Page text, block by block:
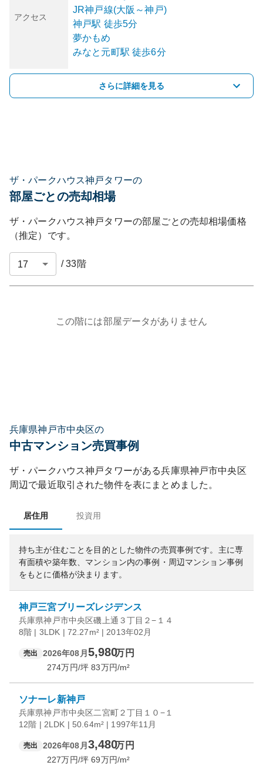
アクセス
JR神戸線(大阪～神戸)
神戸駅 徒歩5分
夢かもめ
みなと元町駅 徒歩6分
さらに詳細を見る
ザ・パークハウス神戸タワーの
部屋ごとの売却相場
ザ・パークハウス神戸タワーの部屋ごとの売却相場価格
（推定）です。
/33階
この階には部屋データがありません
兵庫県神戸市中央区の
中古マンション売買事例
ザ・パークハウス神戸タワーがある兵庫県神戸市中央区
周辺で最近取引された物件を表にまとめました。
居住用 投資用
持ち主が住むことを目的とした物件の売買事例です。 主に専
有面積や築年数、マンション内の事例・周辺マンション事例
をもとに価格が決まります。
神戸三宮ブリーズレジデンス
兵庫県神戸市中央区磯上通３丁目２−１４
8階 | 3LDK | 72.27m² | 2013年02月
売出 2026年08月 5,980万円
274万円/坪 83万円/m²
ソナーレ新神戸
兵庫県神戸市中央区二宮町２丁目１０−１
12階 | 2LDK | 50.64m² | 1997年11月
売出 2026年08月 3,480万円
227万円/坪 69万円/m²